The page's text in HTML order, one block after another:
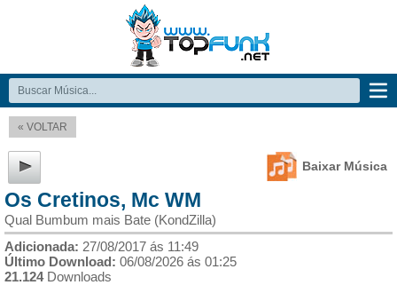
« VOLTAR
Baixar Música
Os Cretinos, Mc WM
Qual Bumbum mais Bate (KondZilla)
Adicionada: 27/08/2017 ás 11:49
Último Download: 06/08/2026 ás 01:25
21.124Downloads